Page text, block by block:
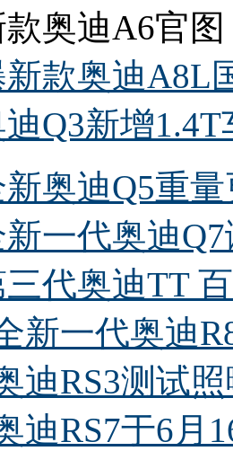
奥迪A6官
新款奥迪
Q3新增
奥迪Q5重
一代奥迪
代奥迪TT
新一代奥迪
迪RS3测试
迪RS7于6月